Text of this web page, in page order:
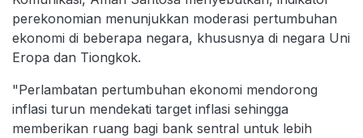
perekonomian menunjukkan moderasi pertumbuhan
ekonomi di beberapa negara, khususnya di negara Uni
Eropa dan Tiongkok.
"Perlambatan pertumbuhan ekonomi mendorong
inflasi turun mendekati target inflasi sehingga
memberikan ruang bagi bank sentral untuk lebih